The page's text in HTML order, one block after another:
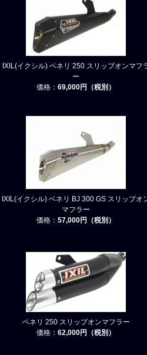
IXIL(イクシル) ベネリ 250 スリップオンマフ
ー
価格： 69,000円（税別）
IXIL(イクシル) ベネリ BJ 300 GS スリップオ
マフラー
価格： 57,000円（税別）
ベネリ 250 スリップオンマフラー
価格： 62,000円（税別）